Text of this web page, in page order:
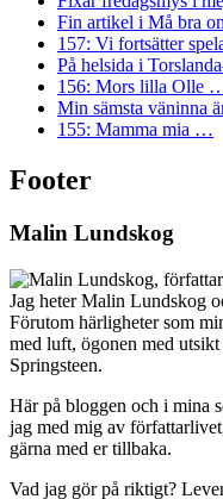
Fin artikel i Må bra
157: Vi fortsätter
På helsida i
156: Mors lilla Olle
Min sämsta väninna
155: Mamma mia …
Footer
Malin Lundskog
Jag heter Malin Lundskog
Förutom härligheter som
med luft, ögonen med
Springsteen.
Här på bloggen och i mina
jag med mig av
gärna med er tillbaka.
Vad jag gör på riktigt?